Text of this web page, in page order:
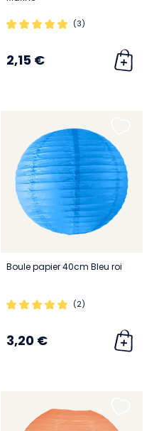
(3)
2,15 €
Boule papier 40cm Bleu roi
(2)
3,20 €